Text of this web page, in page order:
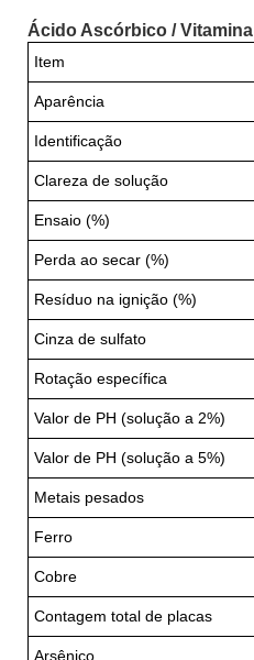
Ácido Ascórbico /
Item
Aparência
Identificação
Clareza de solução
Ensaio (%)
Perda ao secar (%)
Resíduo na ignição (%)
Cinza de sulfato
Rotação específica
Valor de PH (solução a 2%)
Valor de PH (solução a 5%)
Metais pesados
Ferro
Cobre
Contagem total de placas
Arsênico